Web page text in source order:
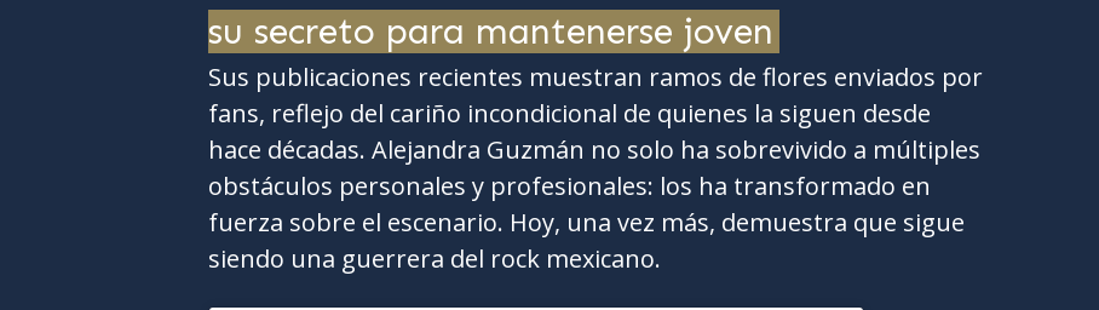
su secreto para mantenerse joven
Sus publicaciones recientes muestran ramos de flores enviados por
fans, reflejo del cariño incondicional de quienes la siguen desde
hace décadas. Alejandra Guzmán no solo ha sobrevivido a múltiples
obstáculos personales y profesionales: los ha transformado en
fuerza sobre el escenario. Hoy, una vez más, demuestra que sigue
siendo una guerrera del rock mexicano.